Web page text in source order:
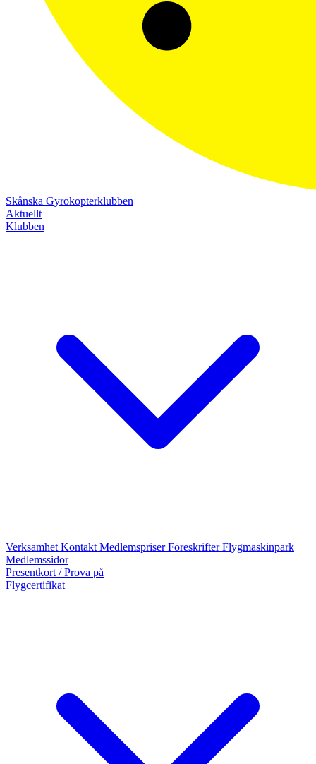
Skånska Gyrokopterklubben
Aktuellt
Klubben
Verksamhet Kontakt MedlemspriserFöreskrifterFlygmaskinpark
Medlemssidor
Presentkort / Prova på
Flygcertifikat